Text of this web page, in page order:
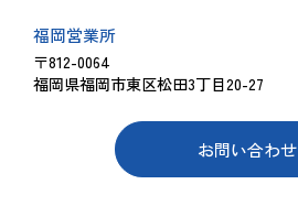
福岡営業所
〒812-0064
福岡県福岡市東区松田3丁目20-27
お問い合わせ